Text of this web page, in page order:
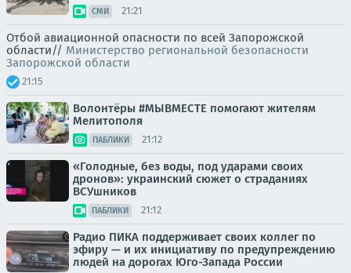
СМИ 21:21
Отбой авиационной опасности по всей Запорожской
области// Министерство региональной безопасности
Запорожской области
21:15
Волонтёры #МЫВМЕСТЕ помогают жителям
Мелитополя
ПАБЛИКИ 21:12
«Голодные, без воды, под ударами своих
дронов»: украинский сюжет о страданиях
ВСУшников
ПАБЛИКИ 21:12
Радио ПИКА поддерживает своих коллег по
эфиру — и их инициативу по предупреждению
людей на дорогах Юго-Запада России